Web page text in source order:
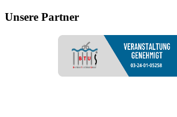
Unsere Partner